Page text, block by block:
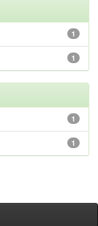
1
1
1
1